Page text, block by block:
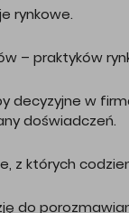
rynkowe.
– praktyków
decyzyjne w
doświadczeń.
z których
do